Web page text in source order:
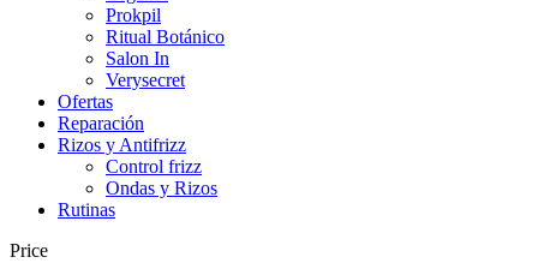
Prokpil
Ritual Botánico
Salon In
Verysecret
Ofertas
Reparación
Rizos y Antifrizz
Control frizz
Ondas y Rizos
Rutinas
Price